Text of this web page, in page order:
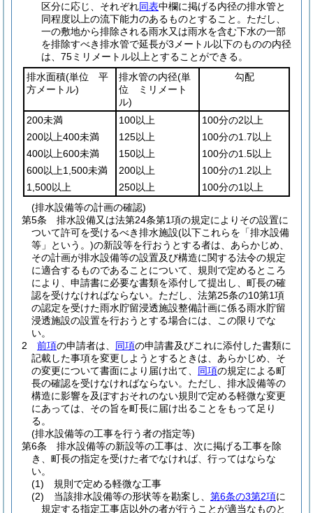
区分に応じ、それぞれ同表中欄に掲げる内径の排水管と
同程度以上の流下能力のあるものとすること。 ただし、
一の敷地から排除される雨水又は雨水を含む下水の一部
を排除すべき排水管で延長が3メートル以下のものの内径
は、75ミリメートル以上とすることができる。
排水面積(単位 平
方メートル)
排水管の内径(単
位 ミリメート
ル)
勾配
200未満 100以上
100分の2以上
200以上400未満
125以上
100分の1.7以上
400以上600未満
150以上
100分の1.5以上
600以上1,500未満
200以上
100分の1.2以上
1,500以上
250以上
100分の1以上
(排水設備等の計画の確認)
第5条
排水設備又は法第24条第1項の規定によりその設置に
ついて許可を受けるべき排水施設(以下これらを「排水設備
等」という。)の新設等を行おうとする者は、あらかじめ、
その計画が排水設備等の設置及び構造に関する法令の規定
に適合するものであることについて、規則で定めるところ
により、申請書に必要な書類を添付して提出し、町長の確
認を受けなければならない。 ただし、法第25条の10第1項
の認定を受けた雨水貯留浸透施設整備計画に係る雨水貯留
浸透施設の設置を行おうとする場合には、この限りでな
い。
2
前項の申請者は、 同項の申請書及びこれに添付した書類に
記載した事項を変更しようとするときは、あらかじめ、そ
の変更について書面により届け出て、 同項の規定による町
長の確認を受けなければならない。 ただし、排水設備等の
構造に影響を及ぼすおそれのない規則で定める軽微な変更
にあっては、その旨を町長に届け出ることをもって足り
る。
(排水設備等の工事を行う者の指定等)
第6条
排水設備等の新設等の工事は、次に掲げる工事を除
き、町長の指定を受けた者でなければ、行ってはならな
い。
(1)
規則で定める軽微な工事
(2)
当該排水設備等の形状等を勘案し、 第6条の3第2項に
規定する指定工事店以外の者が行うことが適当なものと